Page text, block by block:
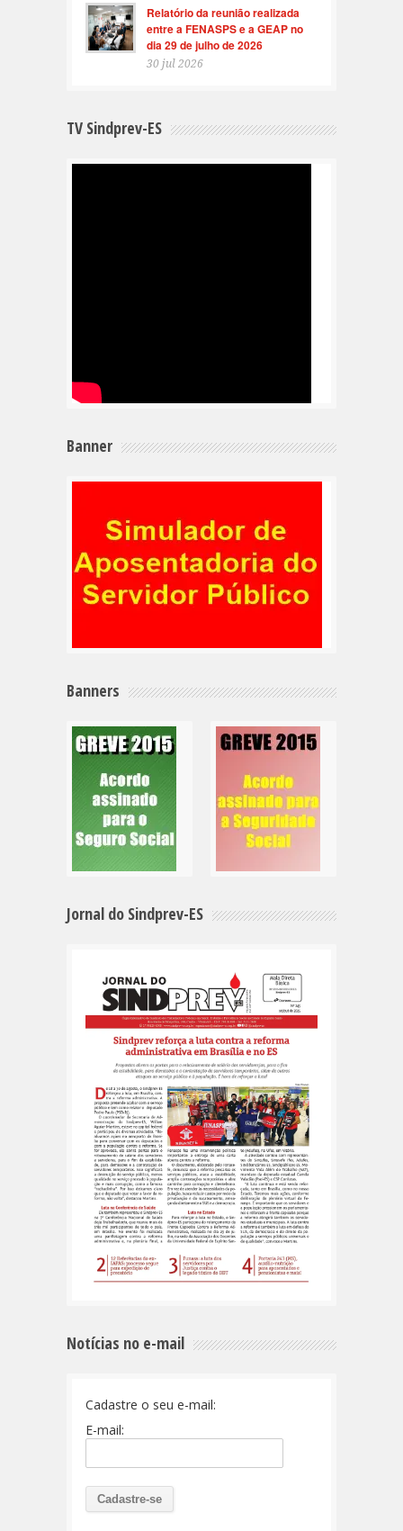
Relatório da reunião realizada
entre a FENASPS e a GEAP no
dia 29 de julho de 2026
30 jul 2026
TV Sindprev-ES
Banner
Banners
Jornal do Sindprev-ES
Notícias no e-mail
Cadastre o seu e-mail:
E-mail: